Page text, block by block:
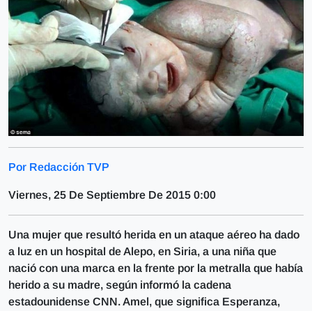
Por Redacción TVP
Viernes, 25 De Septiembre De 2015 0:00
Una mujer que resultó herida en un ataque aéreo ha dado
a luz en un hospital de Alepo, en Siria, a una niña que
nació con una marca en la frente por la metralla que había
herido a su madre, según informó la cadena
estadounidense CNN. Amel, que significa Esperanza,